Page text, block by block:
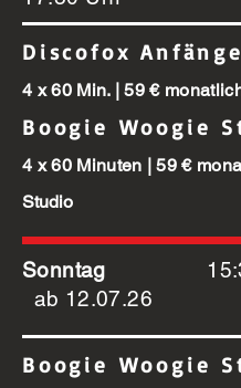
Discofox
4 x 60 Min. | 59 €
Boogie Woogie
4 x 60 Minuten | 59 €
Studio
Sonntag
ab 12.07.26
Boogie Woogie